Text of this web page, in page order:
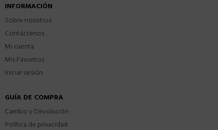
INFORMACIÓN
Sobre nosotros
Contáctenos
Mi cuenta
Mis Favoritos
Iniciar sesión
GUÍA DE COMPRA
Cambio y Devolución
Política de privacidad